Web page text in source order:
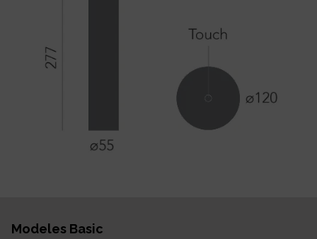
Modeles Basic